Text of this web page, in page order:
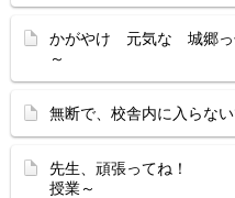
かがやけ 元気な
～
無断で、校舎内に入らない
先生、頑張って
授業～